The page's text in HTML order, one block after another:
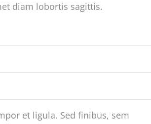
diam lobortis sagittis.
et ligula. Sed finibus, sem